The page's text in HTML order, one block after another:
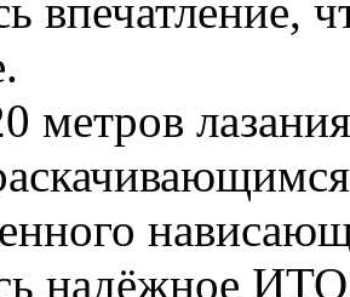
впечатление,
метров
надёжное